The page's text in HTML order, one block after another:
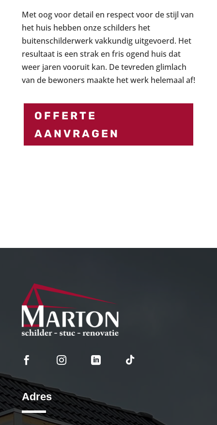
Met oog voor detail en respect voor de stijl van
het huis hebben onze schilders het
buitenschilderwerk vakkundig uitgevoerd. Het
resultaat is een strak en fris ogend huis dat
weer jaren vooruit kan. De tevreden glimlach
van de bewoners maakte het werk helemaal af!
OFFERTE
AANVRAGEN
   
Adres